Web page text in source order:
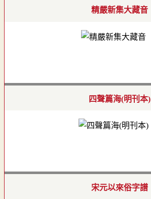
精嚴新集大藏音
四聲篇海(明刊本)
宋元以來俗字譜